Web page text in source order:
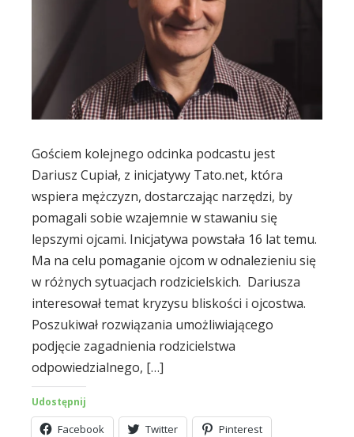
Gościem kolejnego odcinka podcastu jest
Dariusz Cupiał, z inicjatywy Tato.net, która
wspiera mężczyzn, dostarczając narzędzi, by
pomagali sobie wzajemnie w stawaniu się
lepszymi ojcami. Inicjatywa powstała 16 lat temu.
Ma na celu pomaganie ojcom w odnalezieniu się
w różnych sytuacjach rodzicielskich. Dariusza
interesował temat kryzysu bliskości i ojcostwa.
Poszukiwał rozwiązania umożliwiającego
podjęcie zagadnienia rodzicielstwa
odpowiedzialnego, […]
Udostępnij
Facebook Twitter Pinterest